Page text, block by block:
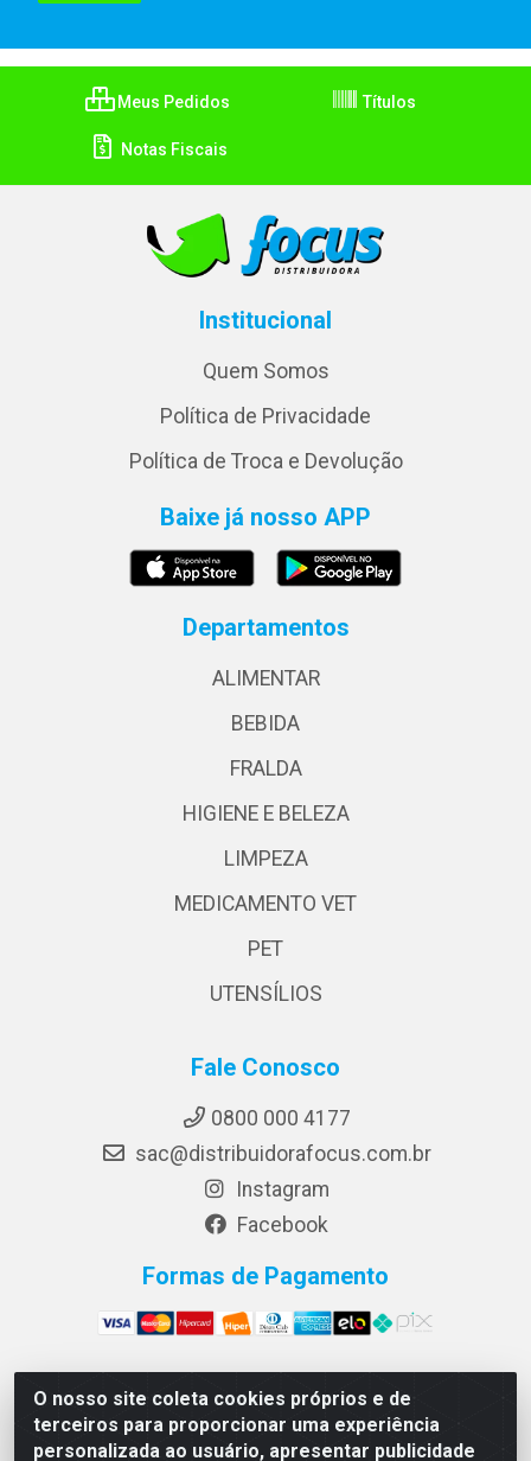
O nosso site coleta cookies próprios e de
terceiros para proporcionar uma experiência
personalizada ao usuário, apresentar publicidade
Meus Pedidos Títulos
Notas Fiscais
Institucional
Quem Somos
Política de Privacidade
Política de Troca e Devolução
Baixe já nosso APP
Departamentos
ALIMENTAR
BEBIDA
FRALDA
HIGIENE E BELEZA
LIMPEZA
MEDICAMENTO VET
PET
UTENSÍLIOS
Fale Conosco
0800 000 4177
sac@distribuidorafocus.com.br
Instagram
Facebook
Formas de Pagamento
Focus Distribuidora LTDA - Rua Republica Eslovaca, 1121
- Muribeca, Jaboatão dos Guararapes/PE - CEP 54350-